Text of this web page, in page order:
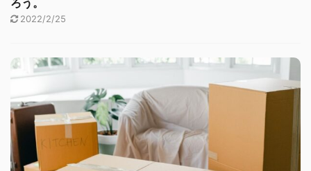
2022/2/25